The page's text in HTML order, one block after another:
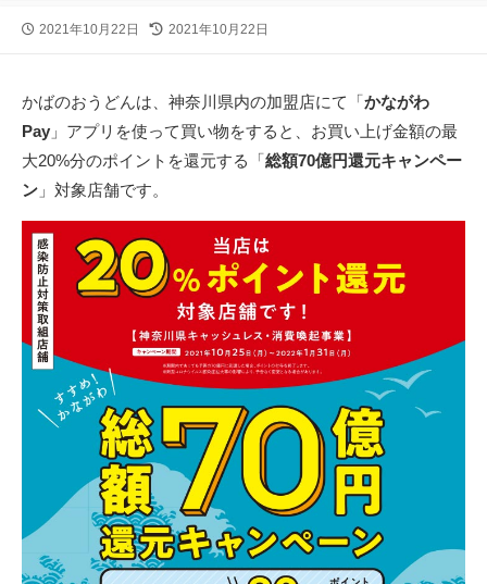
公
2021年10月22日
最
新
日
2021年10月22日
かばのおうどんは、神奈川県内の加盟店にて「かながわ
Pay 」アプリを使って買い物をすると、お買い上げ金額の最
大20%分のポイントを還元する「総額70億円還元キャンペー
ン 」対象店舗です。